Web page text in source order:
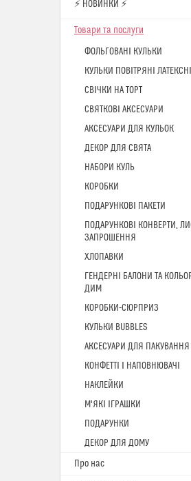
⚡ НОВИНКИ ⚡
Товари та послуги
ФОЛЬГОВАНІ КУЛЬКИ
КУЛЬКИ ПОВІТРЯНІ ЛАТЕКСНІ
СВІЧКИ НА ТОРТ
СВЯТКОВІ АКСЕСУАРИ
АКСЕСУАРИ ДЛЯ КУЛЬОК
ДЕКОР ДЛЯ СВЯТА
НАБОРИ КУЛЬ
КОРОБКИ
ПОДАРУНКОВІ ПАКЕТИ
ПОДАРУНКОВІ КОНВЕРТИ,
ЗАПРОШЕННЯ
ХЛОПАВКИ
ГЕНДЕРНІ БАЛОНИ ТА
ДИМ
КОРОБКИ-СЮРПРИЗ
КУЛЬКИ BUBBLES
АКСЕСУАРИ ДЛЯ ПАКУВАННЯ
КОНФЕТТІ І НАПОВНЮВАЧІ
НАКЛЕЙКИ
М'ЯКІ ІГРАШКИ
ПОДАРУНКИ
ДЕКОР ДЛЯ ДОМУ
Про нас